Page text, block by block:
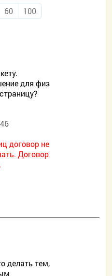
60 100
для физ
договор не
Договор
делать тем,